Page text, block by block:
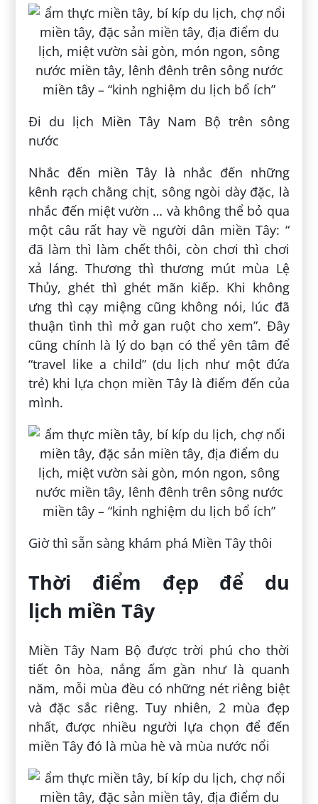
Đi du lịch Miền Tây Nam Bộ trên sông
nước
Nhắc đến miền Tây là nhắc đến những
kênh rạch chằng chịt, sông ngòi dày đặc, là
nhắc đến miệt vườn … và không thể bỏ qua
một câu rất hay về người dân miền Tây: “
đã làm thì làm chết thôi, còn chơi thì chơi
xả láng. Thương thì thương mút mùa Lệ
Thủy, ghét thì ghét mãn kiếp. Khi không
ưng thì cạy miệng cũng không nói, lúc đã
thuận tình thì mở gan ruột cho xem”. Đây
cũng chính là lý do bạn có thể yên tâm để
“travel like a child” (du lịch như một đứa
trẻ) khi lựa chọn miền Tây là điểm đến của
mình.
Giờ thì sẵn sàng khám phá Miền Tây thôi
Thời điểm đẹp để du
lịch miền Tây
Miền Tây Nam Bộ được trời phú cho thời
tiết ôn hòa, nắng ấm gần như là quanh
năm, mỗi mùa đều có những nét riêng biệt
và đặc sắc riêng. Tuy nhiên, 2 mùa đẹp
nhất, được nhiều người lựa chọn để đến
miền Tây đó là mùa hè và mùa nước nổi